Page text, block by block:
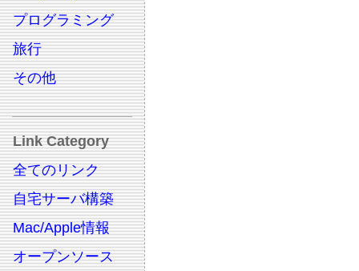
プログラミング
旅行
その他
Link Category
全てのリンク
自宅サーバ構築
Mac/Apple情報
オープンソース